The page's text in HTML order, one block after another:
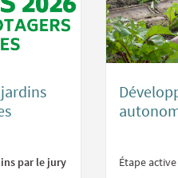
par le jury Étape active